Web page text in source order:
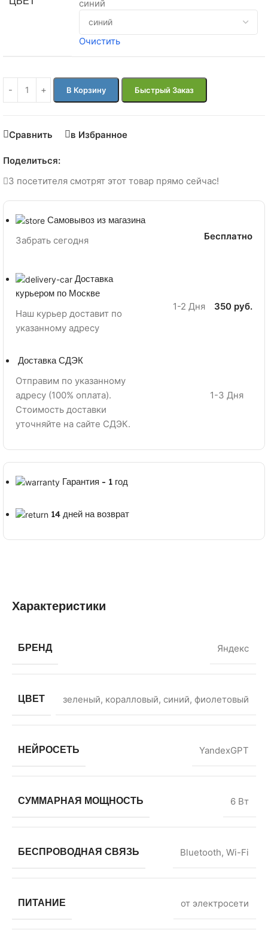
синий
Очистить
В Корзину Быстрый Заказ
Сравнить в Избранное
Поделиться:
3 посетителя смотрят этот товар прямо сейчас!
Самовывоз из магазина
Забрать сегодня
Бесплатно
Доставка
курьером по Москве
Наш курьер доставит по
указанному адресу
1-2 Дня 350 руб.
Доставка СДЭК
Отправим по указанному
адресу (100% оплата).
Стоимость доставки
уточняйте на сайте СДЭК.
1-3 Дня
Гарантия - 1 год
14 дней на возврат
Характеристики
БРЕНД Яндекс
ЦВЕТ зеленый, коралловый, синий, фиолетовый
НЕЙРОСЕТЬ YandexGPT
СУММАРНАЯ МОЩНОСТЬ 6 Вт
БЕСПРОВОДНАЯ СВЯЗЬ Bluetooth, Wi-Fi
ПИТАНИЕ от электросети